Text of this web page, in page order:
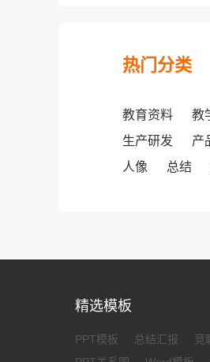
热门分类
教育资料 教
生产研发
产
人像
总结
精选模板
PPT模板 总结汇报 竞